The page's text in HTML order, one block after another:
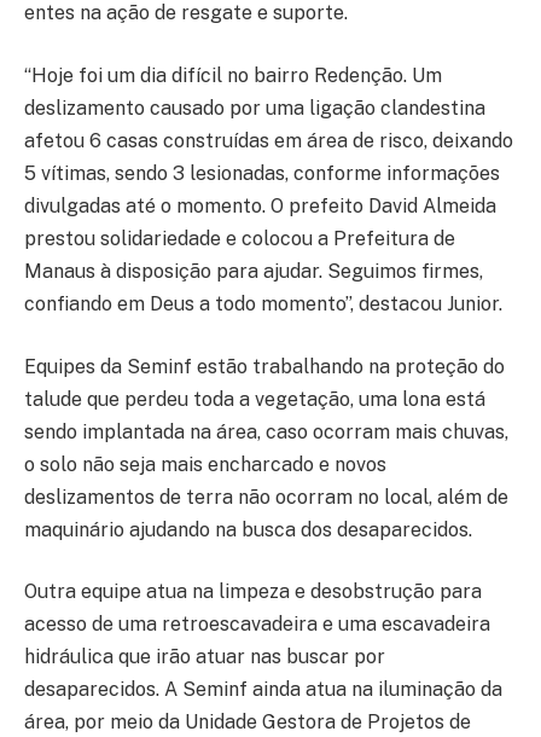
entes na ação de resgate e suporte.
“Hoje foi um dia difícil no bairro Redenção. Um
deslizamento causado por uma ligação clandestina
afetou 6 casas construídas em área de risco, deixando
5 vítimas, sendo 3 lesionadas, conforme informações
divulgadas até o momento. O prefeito David Almeida
prestou solidariedade e colocou a Prefeitura de
Manaus à disposição para ajudar. Seguimos firmes,
confiando em Deus a todo momento”, destacou Junior.
Equipes da Seminf estão trabalhando na proteção do
talude que perdeu toda a vegetação, uma lona está
sendo implantada na área, caso ocorram mais chuvas,
o solo não seja mais encharcado e novos
deslizamentos de terra não ocorram no local, além de
maquinário ajudando na busca dos desaparecidos.
Outra equipe atua na limpeza e desobstrução para
acesso de uma retroescavadeira e uma escavadeira
hidráulica que irão atuar nas buscar por
desaparecidos. A Seminf ainda atua na iluminação da
área, por meio da Unidade Gestora de Projetos de